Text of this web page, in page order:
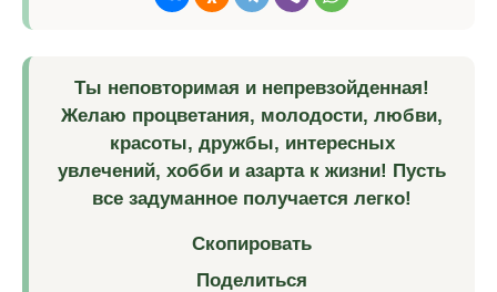
Ты неповторимая и непревзойденная!
Желаю процветания, молодости, любви,
красоты, дружбы, интересных
увлечений, хобби и азарта к жизни! Пусть
все задуманное получается легко!
Скопировать
Поделиться